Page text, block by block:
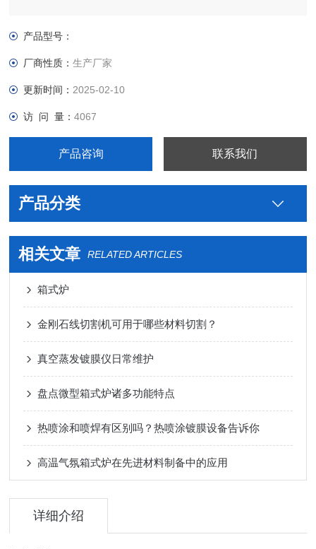
产品型号：
厂商性质：生产厂家
更新时间： 2025-02-10
访 问 量：4067
产品咨询 联系我们
产品分类
相关文章 RELATED ARTICLES
箱式炉
金刚石线切割机可用于哪些材料切割？
真空蒸发镀膜仪日常维护
盘点微型箱式炉诸多功能特点
热喷涂和喷焊有区别吗？热喷涂镀膜设备告诉你
高温气氛箱式炉在先进材料制备中的应用
详细介绍